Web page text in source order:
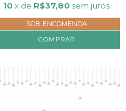
10 x de R$37,80 sem juros
SOB ENCOMENDA
COMPRAR